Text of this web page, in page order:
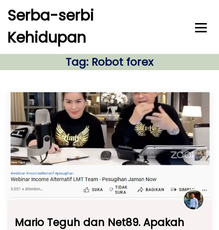
c
Serba-serbi
Kehidupan
Tag: Robot forex
Mario Teguh dan Net89. Apakah